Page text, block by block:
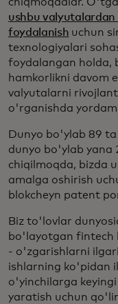
ushbu
foydalanish uchun
texnologiyalari
foydalangan holda,
hamkorlikni davom
valyutalarni
o'rganishda
Dunyo bo'ylab 89 ta
dunyo bo'ylab yana
chiqilmoqda, bizda
amalga oshirish
blokcheyn patent
Biz to'lovlar
bo'layotgan fintech
- o'zgarishlarni
ishlarning ko'pidan
o'yinchilarga
yaratish uchun